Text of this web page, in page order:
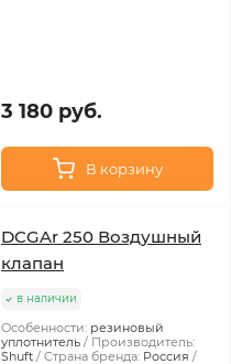
3 180 руб.
В корзину
DCGAr 250 Воздушный
клапан
в наличии
Особенности: резиновый
уплотнитель
Производитель:
Shuft
Страна бренда: Россия